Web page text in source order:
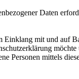
Daten
Einklang mit und auf
möchte
Personen mittels